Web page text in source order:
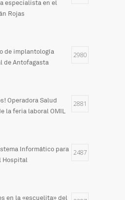
especialista en el
Rojas
de implantología
de Antofagasta
2980
Operadora Salud
la feria laboral OMIL
2881
Informático para
Hospital
2487
en la «escuelita» del